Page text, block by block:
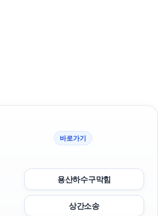
바로가기
용산하수구막힘
상간소송